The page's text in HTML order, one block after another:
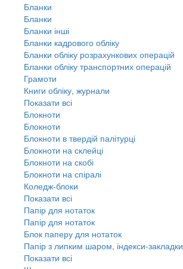
Бланки
Бланки
Бланки інші
Бланки кадрового обліку
Бланки обліку розрахункових операцій
Бланки обліку транспортних операцій
Грамоти
Книги обліку, журнали
Показати всі
Блокноти
Блокноти
Блокноти в твердій палітурці
Блокноти на склейці
Блокноти на скобі
Блокноти на спіралі
Коледж-блоки
Показати всі
Папір для нотаток
Папір для нотаток
Блок паперу для нотаток
Папір з липким шаром, індекси-закладки
Показати всі